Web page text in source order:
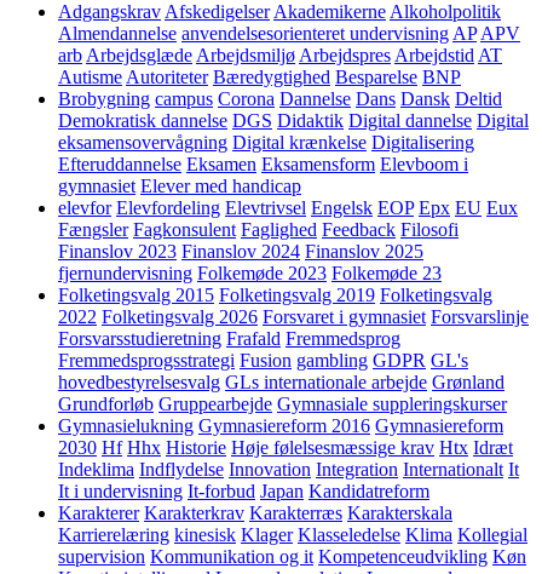
Adgangskrav Afskedigelser Akademikerne Alkoholpolitik
Almendannelse anvendelsesorienteret undervisning AP APV
arb Arbejdsglæde Arbejdsmiljø Arbejdspres Arbejdstid AT
Autisme Autoriteter Bæredygtighed Besparelse BNP
Brobygning campus Corona Dannelse Dans Dansk Deltid
Demokratisk dannelse DGS Didaktik Digital dannelse Digital
eksamensovervågning Digital krænkelse Digitalisering
Efteruddannelse Eksamen Eksamensform Elevboom i
gymnasiet Elever med handicap
elevfor Elevfordeling Elevtrivsel Engelsk EOP Epx EU Eux
Fængsler Fagkonsulent Faglighed Feedback Filosofi
Finanslov 2023 Finanslov 2024 Finanslov 2025
fjernundervisning Folkemøde 2023 Folkemøde 23
Folketingsvalg 2015 Folketingsvalg 2019 Folketingsvalg
2022 Folketingsvalg 2026 Forsvaret i gymnasiet Forsvarslinje
Forsvarsstudieretning Frafald Fremmedsprog
Fremmedsprogsstrategi Fusion gambling GDPR GL's
hovedbestyrelsesvalg GLs internationale arbejde Grønland
Grundforløb Gruppearbejde Gymnasiale suppleringskurser
Gymnasielukning Gymnasiereform 2016 Gymnasiereform
2030 Hf Hhx Historie Høje følelsesmæssige krav Htx Idræt
Indeklima Indflydelse Innovation Integration Internationalt It
It i undervisning It-forbud Japan Kandidatreform
Karakterer Karakterkrav Karakterræs Karakterskala
Karrierelæring kinesisk Klager Klasseledelse Klima Kollegial
supervision Kommunikation og it Kompetenceudvikling Køn